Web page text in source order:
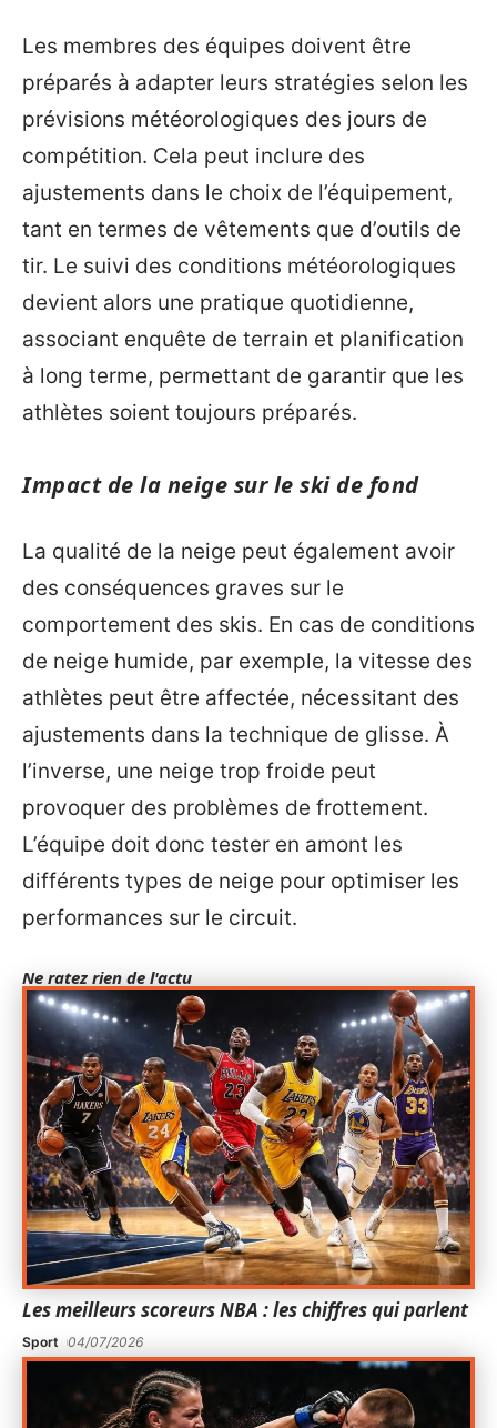
Les membres des équipes doivent être
préparés à adapter leurs stratégies selon les
prévisions météorologiques des jours de
compétition. Cela peut inclure des
ajustements dans le choix de l’équipement,
tant en termes de vêtements que d’outils de
tir. Le suivi des conditions météorologiques
devient alors une pratique quotidienne,
associant enquête de terrain et planification
à long terme, permettant de garantir que les
athlètes soient toujours préparés.
Impact de la neige sur le ski de fond
La qualité de la neige peut également avoir
des conséquences graves sur le
comportement des skis. En cas de conditions
de neige humide, par exemple, la vitesse des
athlètes peut être affectée, nécessitant des
ajustements dans la technique de glisse. À
l’inverse, une neige trop froide peut
provoquer des problèmes de frottement.
L’équipe doit donc tester en amont les
différents types de neige pour optimiser les
performances sur le circuit.
Ne ratez rien de l'actu
Les meilleurs scoreurs NBA : les chiffres qui parlent
Sport 04/07/2026